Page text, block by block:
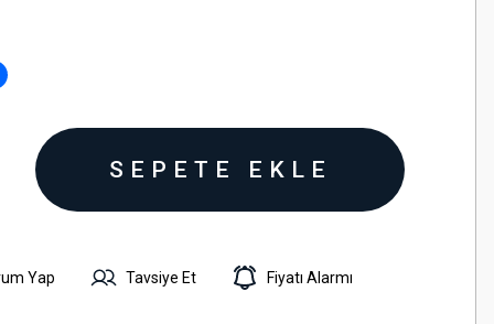
SEPETE EKLE
Yap Tavsiye Et Fiyatı Alarmı